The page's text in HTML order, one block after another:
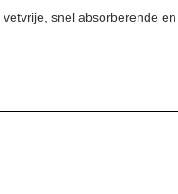
snel absorberende